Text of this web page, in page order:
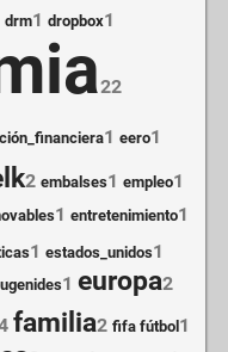
drm1 dropbox1
22
1 eero1
2 embalses1 empleo1
1 entretenimiento1
1 estados_unidos1
1 europa2
familia2 fifa fútbol1